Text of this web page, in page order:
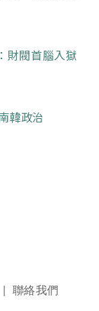
財閥首腦入獄
韓政治
聯絡我們